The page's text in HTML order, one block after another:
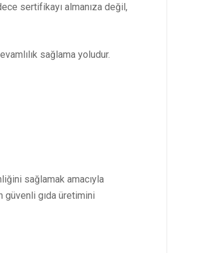
sertifikayı almanıza değil,
sağlama yoludur.
sağlamak amacıyla
gıda üretimini